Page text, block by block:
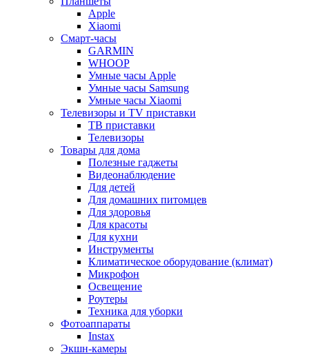
Apple
Xiaomi
Смарт-часы
GARMIN
WHOOP
Умные часы Apple
Умные часы Samsung
Умные часы Xiaomi
Телевизоры и TV приставки
ТВ приставки
Телевизоры
Товары для дома
Полезные гаджеты
Видеонаблюдение
Для детей
Для домашних питомцев
Для здоровья
Для красоты
Для кухни
Инструменты
Климатическое оборудование (климат)
Микрофон
Освещение
Роутеры
Техника для уборки
Фотоаппараты
Instax
Экшн-камеры